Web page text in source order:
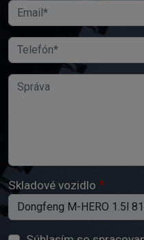
Email
Telefón
Správa
Skladové vozidlo